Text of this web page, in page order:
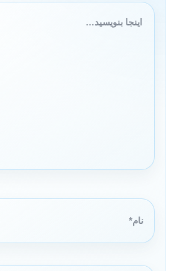
اینجا
بنویسید…
نام*